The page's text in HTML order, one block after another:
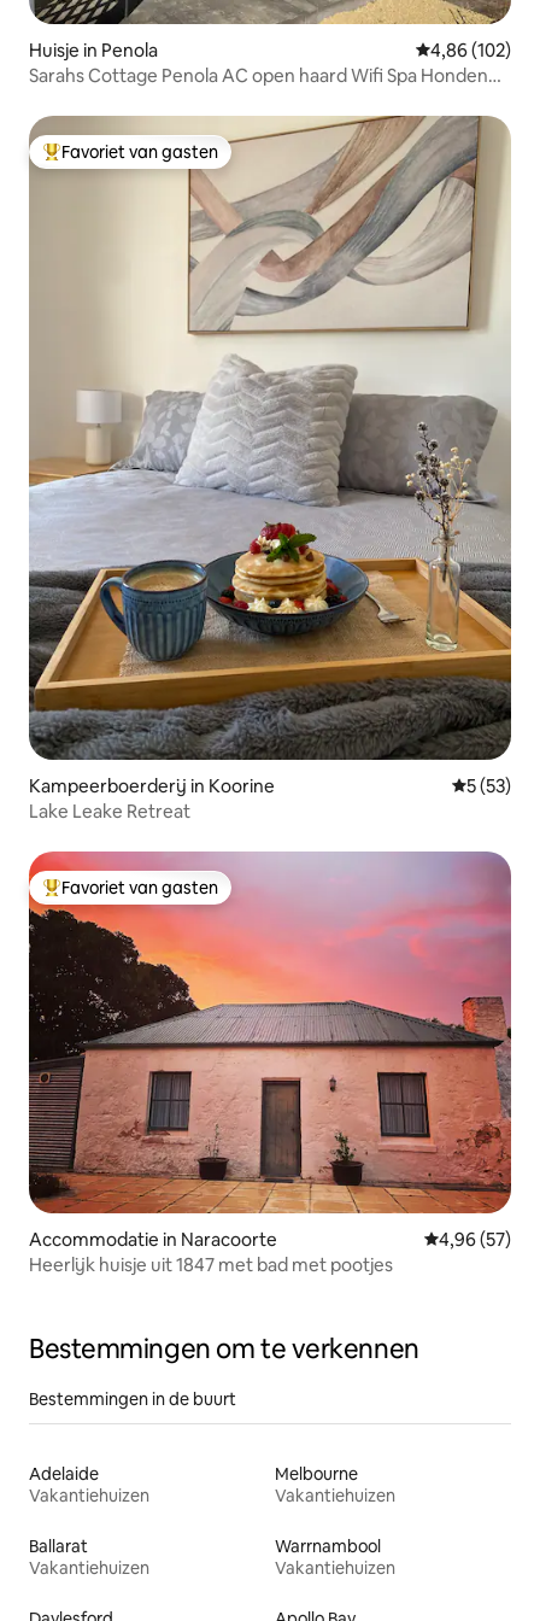
Huisje in Penola Gemiddelde
4,86 (102)
Sarahs Cottage Penola AC open haard Wifi Spa Honden
Topfavoriet van gasten
Favoriet van gasten
Kampeerboerderij in Koorine
5 (53)
Lake Leake Retreat
Topfavoriet van gasten
Favoriet van gasten
Accommodatie in Naracoorte Gemiddelde
4,96 (57)
Heerlijk huisje uit 1847 met bad met pootjes
Bestemmingen om te verkennen
Bestemmingen in de buurt
Adelaide
Vakantiehuizen
Melbourne
Vakantiehuizen
Ballarat
Vakantiehuizen
Warrnambool
Vakantiehuizen